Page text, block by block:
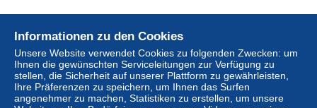
Informationen zu den Cookies
Unsere Website verwendet Cookies zu folgenden Zwecken: um
Ihnen die gewünschten Serviceleitungen zur Verfügung zu
stellen, die Sicherheit auf unserer Plattform zu gewährleisten,
Ihre Präferenzen zu speichern, um Ihnen das Surfen
angenehmer zu machen, Statistiken zu erstellen, um unsere